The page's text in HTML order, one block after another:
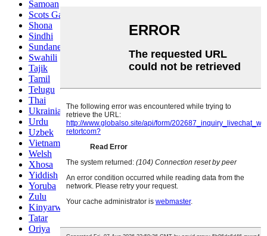
Samoan
Scots Gaelic
Shona
Sindhi
Sundanese
Swahili
Tajik
Tamil
Telugu
Thai
Ukrainian
Urdu
Uzbek
Vietnamese
Welsh
Xhosa
Yiddish
Yoruba
Zulu
Kinyarwanda
Tatar
Oriya